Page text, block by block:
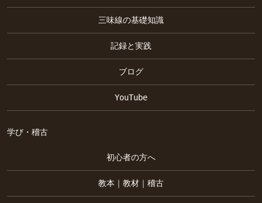
三味線の基礎知識
記録と実践
ブログ
YouTube
学び・稽古
初心者の方へ
教本｜教材｜稽古